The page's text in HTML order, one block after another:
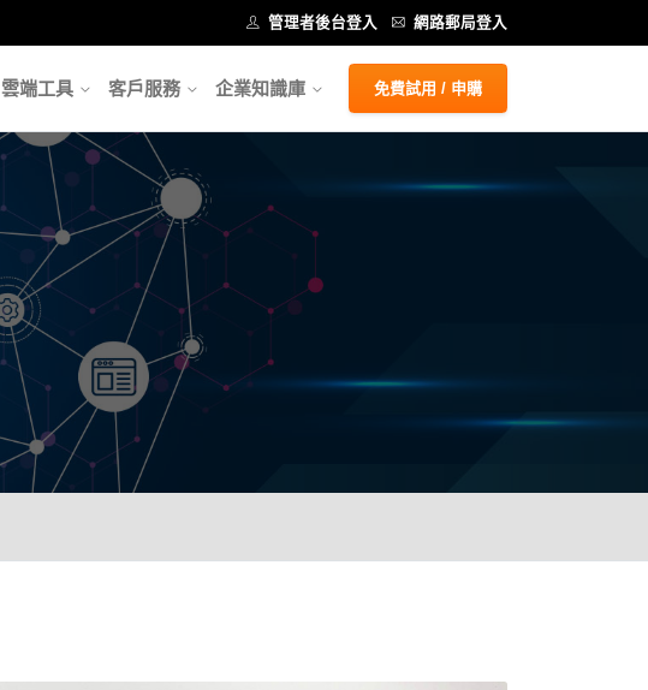
管理者後台登入 網路郵局登入
雲端工具 客戶服務 企業知識庫 免費試用 / 申購